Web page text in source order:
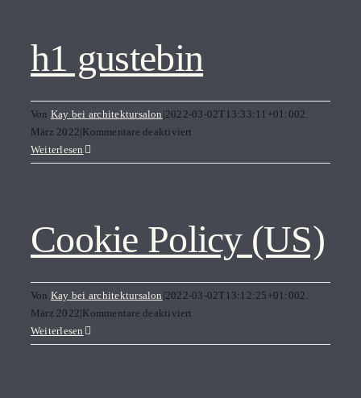
h1 gustebin
Von Kay bei architektursalon |2022-03-02T13:33:11+01:002.
März 2022|Kommentare deaktiviert
gustebin
Weiterlesen
Cookie Policy (US)
Von Kay bei architektursalon |2022-03-02T13:12:25+01:002.
März 2022|Kommentare deaktiviert
Policy
Weiterlesen